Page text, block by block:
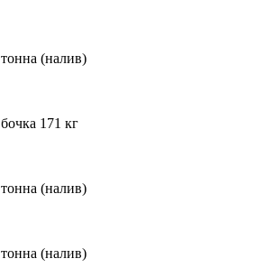
тонна (налив)
бочка 171 кг
тонна (налив)
тонна (налив)